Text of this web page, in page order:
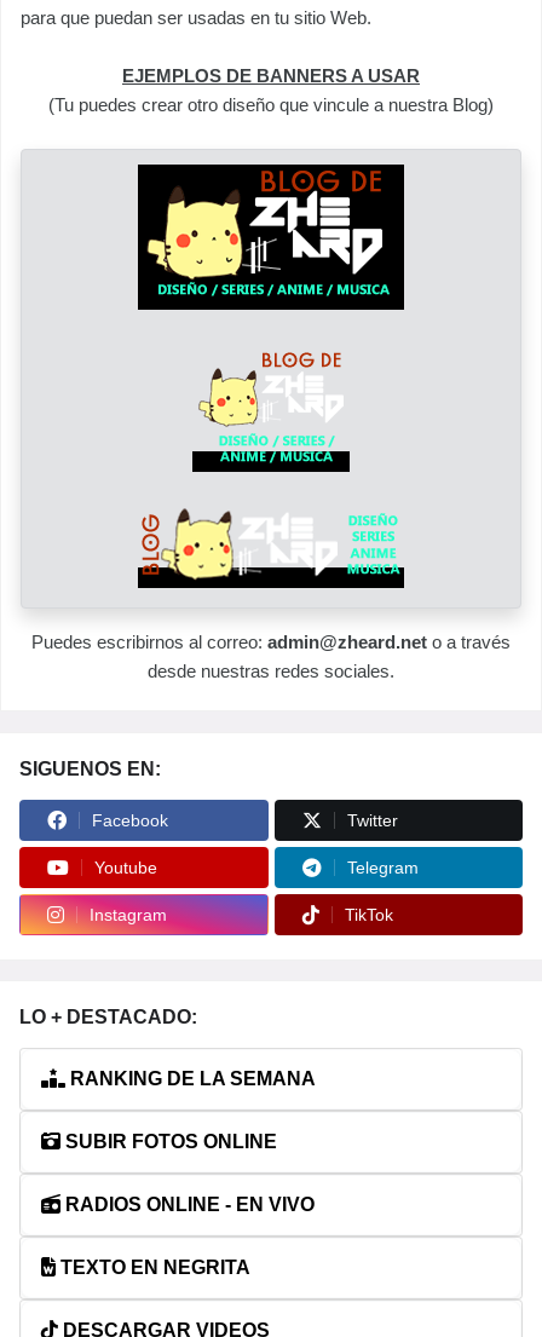
para que puedan ser usadas en tu sitio Web.
EJEMPLOS DE BANNERS A USAR
(Tu puedes crear otro diseño que vincule a nuestra Blog)
Puedes escribirnos al correo: admin@zheard.net o a través
desde nuestras redes sociales.
SIGUENOS EN:
Facebook Twitter
Youtube Telegram
Instagram TikTok
LO + DESTACADO:
RANKING DE LA SEMANA
SUBIR FOTOS ONLINE
RADIOS ONLINE - EN VIVO
TEXTO EN NEGRITA
DESCARGAR VIDEOS